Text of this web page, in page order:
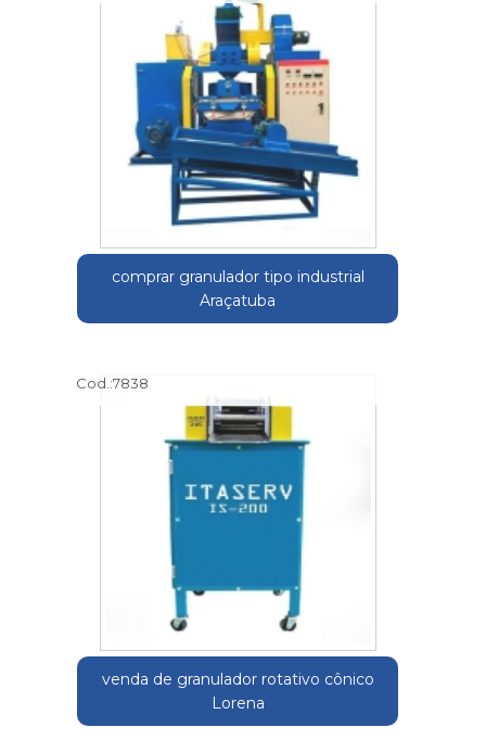
comprar granulador tipo industrial
Araçatuba
Cod.:7838
venda de granulador rotativo cônico
Lorena